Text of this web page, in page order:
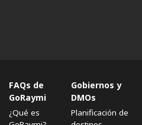
FAQs de
GoRaymi
¿Qué es
Gobiernos y
DMOs
Planificación de